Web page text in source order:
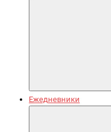
Ежедневники